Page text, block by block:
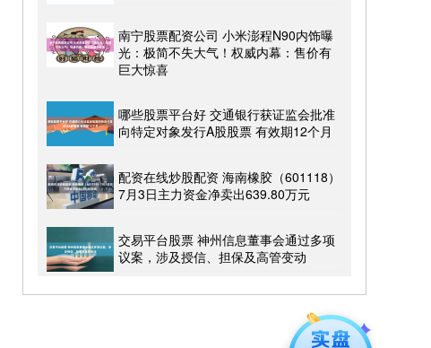
南宁股票配资公司 小米澎程N90内饰曝
光：极简不失大气！权威内幕：售价有
巨大惊喜
哪些股票平台好 交通银行获证监会批准
向特定对象发行A股股票 有效期12个月
配资在线炒股配资 海南橡胶（601118）
7月3日主力资金净卖出639.80万元
交易平台股票 神州信息董事会通过多项
议案，涉及授信、担保及高管变动